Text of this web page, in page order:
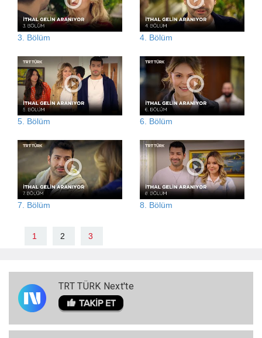
3. Bölüm 4. Bölüm
5. Bölüm 6. Bölüm
7. Bölüm 8. Bölüm
1 2 3
TRT TÜRK Next'te